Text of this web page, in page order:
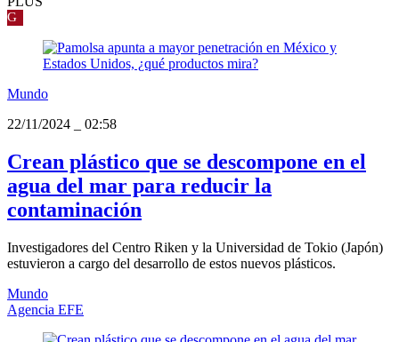
G
Mundo
22/11/2024
02:58
Crean plástico que se descompone en el
agua del mar para reducir la
contaminación
Investigadores del Centro Riken y la Universidad de Tokio (Japón)
estuvieron a cargo del desarrollo de estos nuevos plásticos.
Mundo
Agencia EFE